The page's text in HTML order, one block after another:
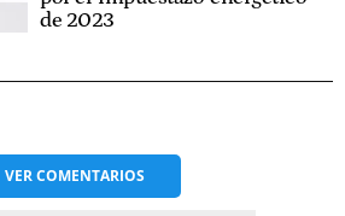
de 2023
VERCOMENTARIOS